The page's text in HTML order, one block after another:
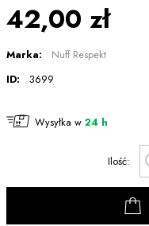
42,00 zł
Marka:
Nuff Respekt
ID:
3699
Wysyłka w 24 h
Ilość: